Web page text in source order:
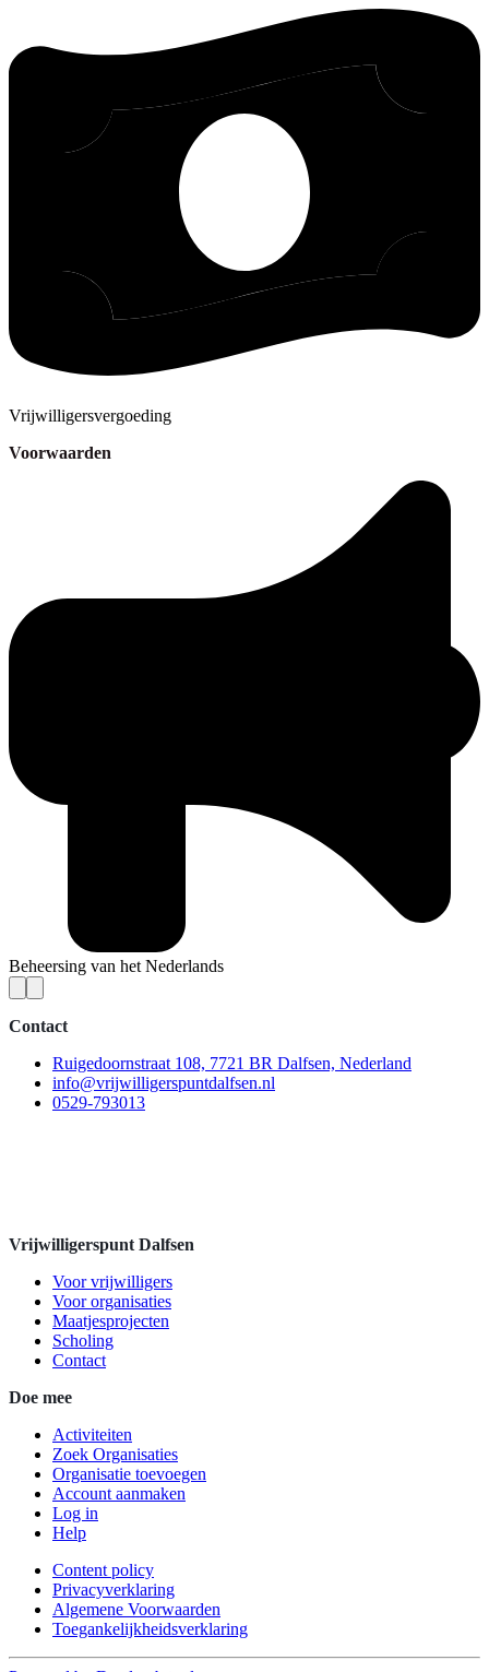
Vrijwilligersvergoeding
Voorwaarden
Beheersing van het Nederlands
Contact
Ruigedoornstraat 108, 7721 BR Dalfsen, Nederland
info@vrijwilligerspuntdalfsen.nl
0529-793013
Vrijwilligerspunt Dalfsen
Voor vrijwilligers
Voor organisaties
Maatjesprojecten
Scholing
Contact
Doe mee
Activiteiten
Zoek Organisaties
Organisatie toevoegen
Account aanmaken
Log in
Help
Content policy
Privacyverklaring
Algemene Voorwaarden
Toegankelijkheidsverklaring